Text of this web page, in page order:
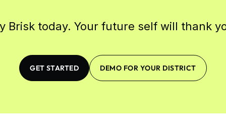
Brisk today. Your future self will thank
GET STARTED DEMO FOR YOUR DISTRICT